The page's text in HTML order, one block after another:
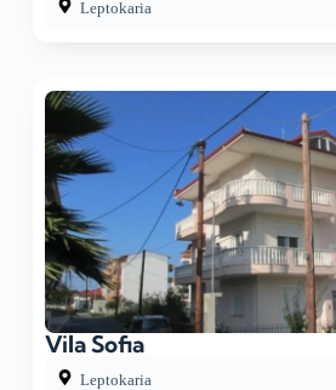
Leptokaria
Vila Sofia
Leptokaria